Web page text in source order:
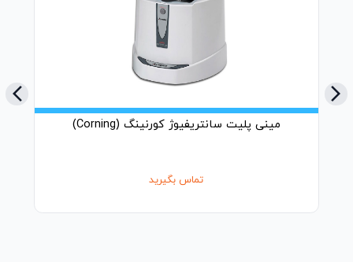
arrow_back_ios_new arrow_forward_ios
مینی پلیت سانتریفیوژ کورنینگ (Corning)
تماس بگیرید